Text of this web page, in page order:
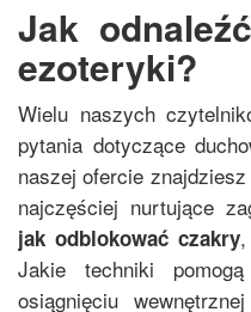
Jak
ezoteryki?
Wielu naszych
pytania dotyczące
naszej ofercie
najczęściej nurtujące
jak odblokować czakry
Jakie techniki
osiągnięciu